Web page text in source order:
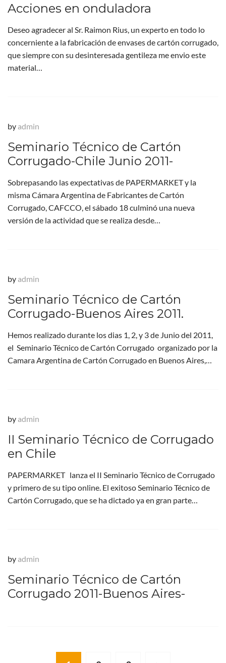
Acciones en onduladora
Deseo agradecer al Sr. Raimon Rius, un experto en todo lo
concerniente a la fabricación de envases de cartón corrugado,
que siempre con su desinteresada gentileza me envio este
material…
by admin
Seminario Técnico de Cartón
Corrugado-Chile Junio 2011-
Sobrepasando las expectativas de PAPERMARKET y la
misma Cámara Argentina de Fabricantes de Cartón
Corrugado, CAFCCO, el sábado 18 culminó una nueva
versión de la actividad que se realiza desde…
by admin
Seminario Técnico de Cartón
Corrugado-Buenos Aires 2011.
Hemos realizado durante los dias 1, 2, y 3 de Junio del 2011,
el Seminario Técnico de Cartón Corrugado organizado por la
Camara Argentina de Cartón Corrugado en Buenos Aires,…
by admin
II Seminario Técnico de Corrugado
en Chile
PAPERMARKET lanza el II Seminario Técnico de Corrugado
y primero de su tipo online. El exitoso Seminario Técnico de
Cartón Corrugado, que se ha dictado ya en gran parte…
by admin
Seminario Técnico de Cartón
Corrugado 2011-Buenos Aires-